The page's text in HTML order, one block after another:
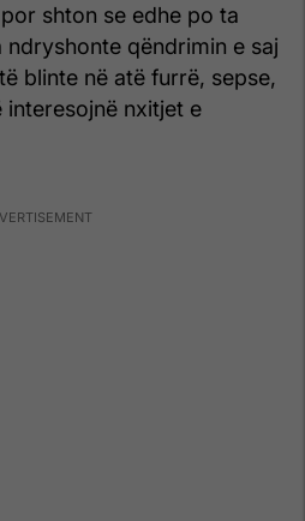
shton se edhe po ta
qëndrimin e saj
blinte në atë furrë, sepse,
interesojnë nxitjet e